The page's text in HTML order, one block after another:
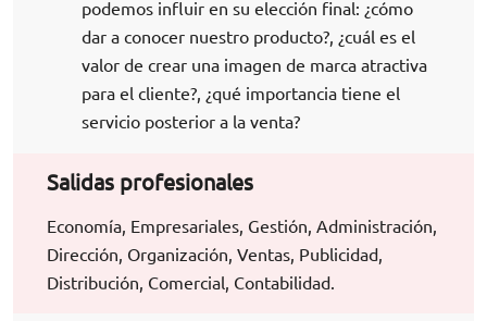
podemos influir en su elección final: ¿cómo
dar a conocer nuestro producto?, ¿cuál es el
valor de crear una imagen de marca atractiva
para el cliente?, ¿qué importancia tiene el
servicio posterior a la venta?
Salidas profesionales
Economía, Empresariales, Gestión, Administración,
Dirección, Organización, Ventas, Publicidad,
Distribución, Comercial, Contabilidad.